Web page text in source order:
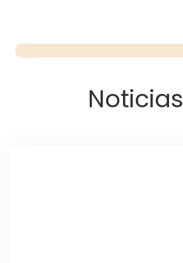
Noticias